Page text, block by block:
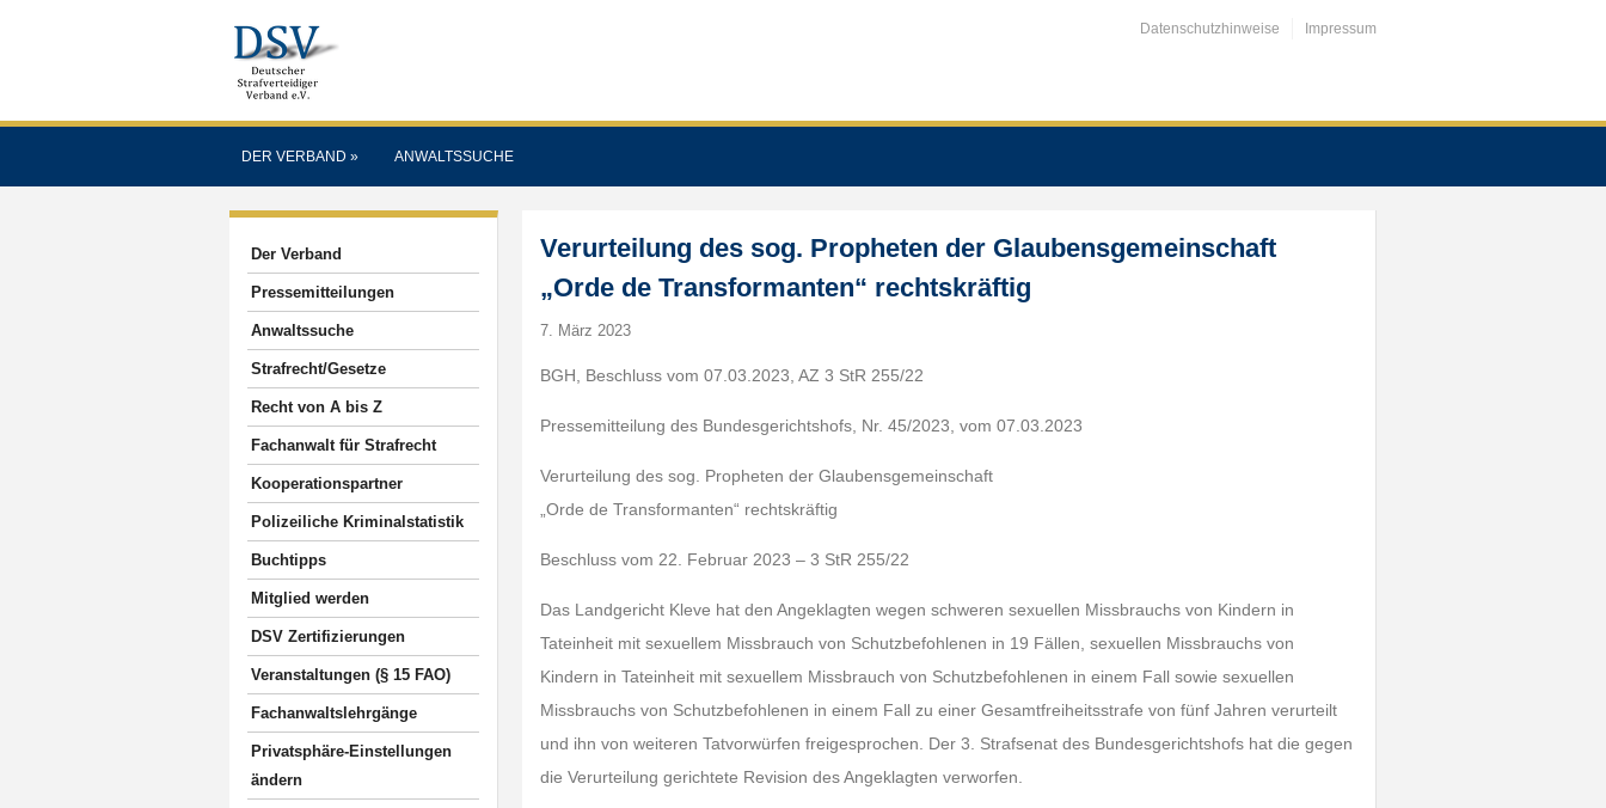
Datenschutzhinweise Impressum
DER VERBAND » ANWALTSSUCHE
Der Verband
Pressemitteilungen
Anwaltssuche
Strafrecht/Gesetze
Recht von A bis Z
Fachanwalt für Strafrecht
Kooperationspartner
Polizeiliche Kriminalstatistik
Buchtipps
Mitglied werden
DSV Zertifizierungen
Veranstaltungen (§ 15 FAO)
Fachanwaltslehrgänge
Privatsphäre-Einstellungen
ändern
Verurteilung des sog. Propheten der Glaubensgemeinschaft
„Orde de Transformanten“ rechtskräftig
7. März 2023
BGH, Beschluss vom 07.03.2023, AZ 3 StR 255/22
Pressemitteilung des Bundesgerichtshofs, Nr. 45/2023, vom 07.03.2023
Verurteilung des sog. Propheten der Glaubensgemeinschaft
„Orde de Transformanten“ rechtskräftig
Beschluss vom 22. Februar 2023 – 3 StR 255/22
Das Landgericht Kleve hat den Angeklagten wegen schweren sexuellen Missbrauchs von Kindern in
Tateinheit mit sexuellem Missbrauch von Schutzbefohlenen in 19 Fällen, sexuellen Missbrauchs von
Kindern in Tateinheit mit sexuellem Missbrauch von Schutzbefohlenen in einem Fall sowie sexuellen
Missbrauchs von Schutzbefohlenen in einem Fall zu einer Gesamtfreiheitsstrafe von fünf Jahren verurteilt
und ihn von weiteren Tatvorwürfen freigesprochen. Der 3. Strafsenat des Bundesgerichtshofs hat die gegen
die Verurteilung gerichtete Revision des Angeklagten verworfen.